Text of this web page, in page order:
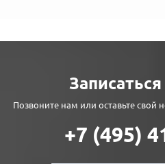
Позвоните нам или оставьте свой
+7 (495)